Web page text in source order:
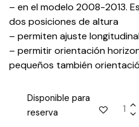
– en el modelo 2008-2013.
dos posiciones de altura
– permiten ajuste
– permitir orientación
pequeños también
Disponible para
reserva